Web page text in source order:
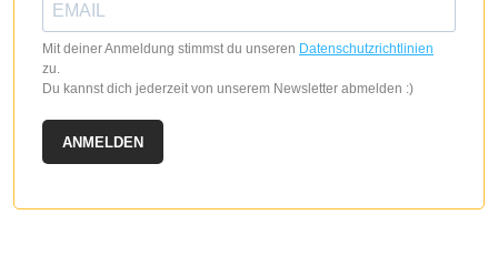
Mit deiner Anmeldung stimmst du unseren Datenschutzrichtlinien
zu.
Du kannst dich jederzeit von unserem Newsletter abmelden :)
ANMELDEN